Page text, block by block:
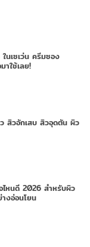
นเซเว่น ครีมซอง
าใช้เลย!
สิวอักเสบ สิวอุดตัน ผิว
ไหนดี 2026 สำหรับผิว
งอ่อนโยน